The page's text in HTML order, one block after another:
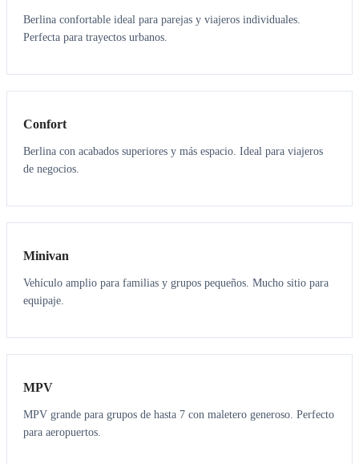
Berlina confortable ideal para parejas y viajeros individuales.
Perfecta para trayectos urbanos.
3 3
Confort
Berlina con acabados superiores y más espacio. Ideal para viajeros
de negocios.
6 5
Minivan
Vehículo amplio para familias y grupos pequeños. Mucho sitio para
equipaje.
7 7
MPV
MPV grande para grupos de hasta 7 con maletero generoso. Perfecto
para aeropuertos.